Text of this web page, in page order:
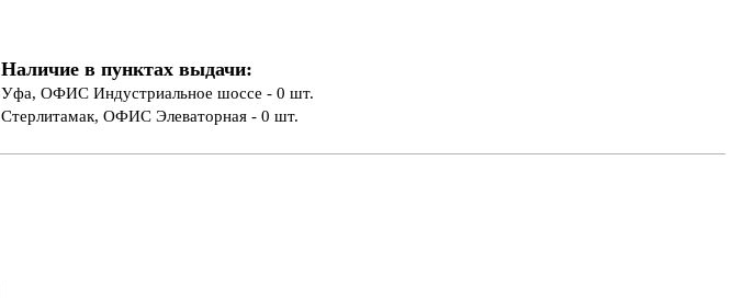
Наличие в пунктах выдачи:
Уфа, ОФИС Индустриальное шоссе - 0 шт.
Стерлитамак, ОФИС Элеваторная - 0 шт.